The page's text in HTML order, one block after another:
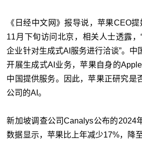
《日经中文网》报导说，苹果CEO提
11月下旬访问北京，相关人士透露
企业针对生成式AI服务进行洽谈”。中
开展生成式AI业务，苹果自身的
中国提供服务。因此，苹果正研究是
公司的AI。
新加坡调查公司Canalys公布的2024
数据显示，苹果比上年减少17%，降